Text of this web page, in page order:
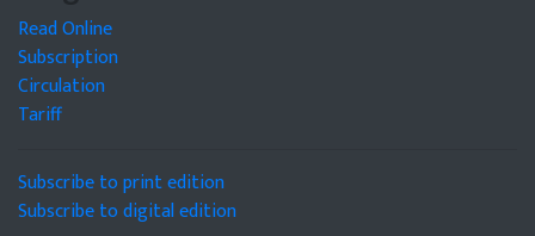
Read Online
Subscription
Circulation
Tariff
Subscribe to print edition
Subscribe to digital edition